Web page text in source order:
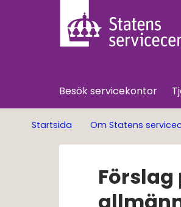
Besök servicekontor
Startsida Om Statens